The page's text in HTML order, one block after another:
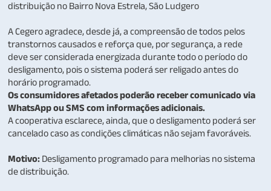
distribuição no Bairro Nova Estrela, São Ludgero
A Cegero agradece, desde já, a compreensão de todos pelos
transtornos causados e reforça que, por segurança, a rede
deve ser considerada energizada durante todo o período do
desligamento, pois o sistema poderá ser religado antes do
horário programado.
Os consumidores afetados poderão receber comunicado via
WhatsApp ou SMS com informações adicionais.
A cooperativa esclarece, ainda, que o desligamento poderá ser
cancelado caso as condições climáticas não sejam favoráveis.
Motivo: Desligamento programado para melhorias no sistema
de distribuição.